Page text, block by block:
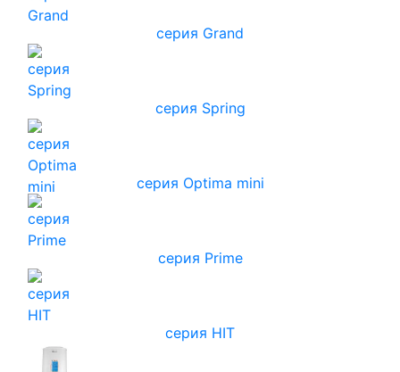
серия Grand
серия Spring
серия Optima mini
серия Prime
серия HIT